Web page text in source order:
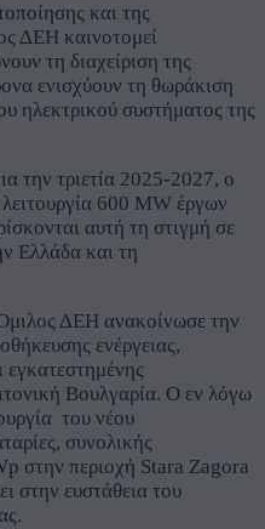
και της
ΔΕΗ καινοτομεί
τη διαχείριση της
ενισχύουν τη θωράκιση
ηλεκτρικού συστήματος της
την τριετία 2025-2027, ο
600 MW έργων
αυτή τη στιγμή σε
Ελλάδα και τη
ΔΕΗ ανακοίνωσε την
ενέργειας,
Βουλγαρία. Ο εν λόγω
του νέου
συνολικής
στην περιοχή Stara Zagora
στην ευστάθεια του